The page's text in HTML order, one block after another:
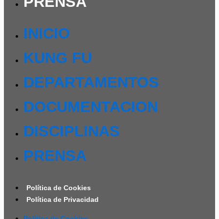
INICIO
KUNG FU
DEPARTAMENTOS
DOCUMENTACION
DISCIPLINAS
PRENSA
Política de Cookies
Política de Privacidad